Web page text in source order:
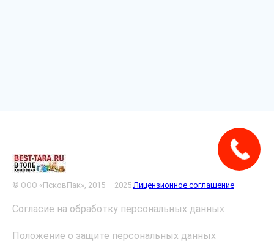
© ООО «ПсковПак», 2015 – 2025 Лицензионное соглашение
Согласие на обработку персональных данных
Положение о защите персональных данных